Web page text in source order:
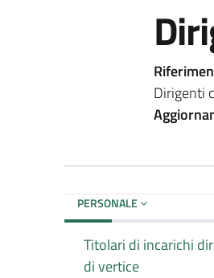
Dirigenti
PERSONALE
Titolari di incarichi
di vertice